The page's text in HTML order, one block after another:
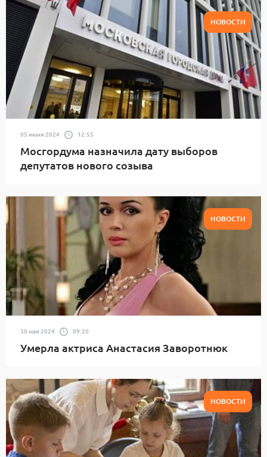
НОВОСТИ
05 июня 2024 12:55
Мосгордума назначила дату выборов
депутатов нового созыва
НОВОСТИ
30 мая 2024 09:20
Умерла актриса Анастасия Заворотнюк
НОВОСТИ